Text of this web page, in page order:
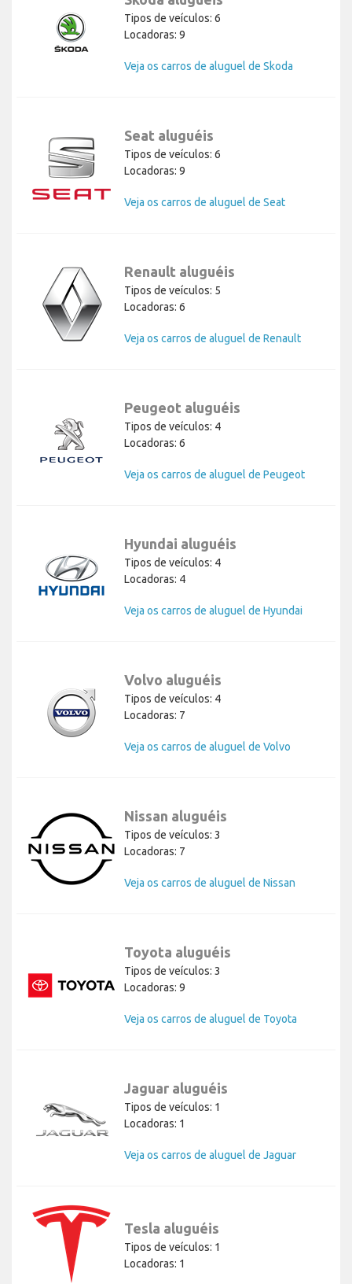
Tipos de veículos: 6
Locadoras: 9
Veja os carros de aluguel de Skoda
Seat aluguéis
Tipos de veículos: 6
Locadoras: 9
Veja os carros de aluguel de Seat
Renault aluguéis
Tipos de veículos: 5
Locadoras: 6
Veja os carros de aluguel de Renault
Peugeot aluguéis
Tipos de veículos: 4
Locadoras: 6
Veja os carros de aluguel de Peugeot
Hyundai aluguéis
Tipos de veículos: 4
Locadoras: 4
Veja os carros de aluguel de Hyundai
Volvo aluguéis
Tipos de veículos: 4
Locadoras: 7
Veja os carros de aluguel de Volvo
Nissan aluguéis
Tipos de veículos: 3
Locadoras: 7
Veja os carros de aluguel de Nissan
Toyota aluguéis
Tipos de veículos: 3
Locadoras: 9
Veja os carros de aluguel de Toyota
Jaguar aluguéis
Tipos de veículos: 1
Locadoras: 1
Veja os carros de aluguel de Jaguar
Tesla aluguéis
Tipos de veículos: 1
Locadoras: 1